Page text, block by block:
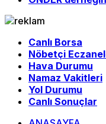
Canlı Borsa
Nöbetçi
Hava Durumu
Namaz Vakitleri
Yol Durumu
Canlı Sonuçlar